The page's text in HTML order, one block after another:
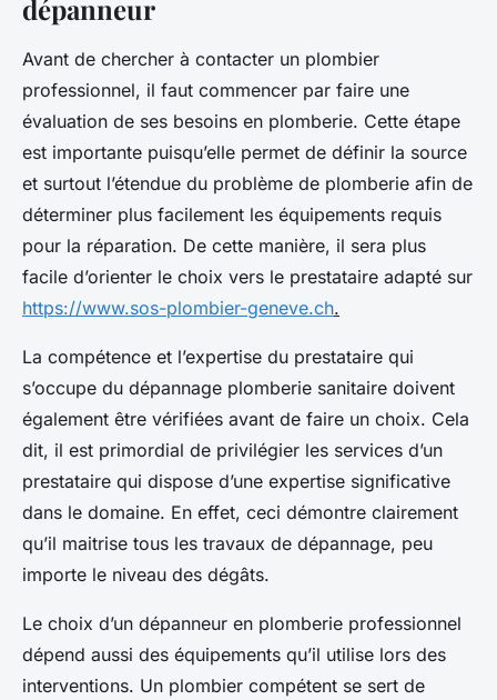
dépanneur
Avant de chercher à contacter un plombier
professionnel, il faut commencer par faire une
évaluation de ses besoins en plomberie. Cette étape
est importante puisqu’elle permet de définir la source
et surtout l’étendue du problème de plomberie afin de
déterminer plus facilement les équipements requis
pour la réparation. De cette manière, il sera plus
facile d’orienter le choix vers le prestataire adapté sur
https://www.sos-plombier-geneve.ch.
La compétence et l’expertise du prestataire qui
s’occupe du dépannage plomberie sanitaire doivent
également être vérifiées avant de faire un choix. Cela
dit, il est primordial de privilégier les services d’un
prestataire qui dispose d’une expertise significative
dans le domaine. En effet, ceci démontre clairement
qu’il maitrise tous les travaux de dépannage, peu
importe le niveau des dégâts.
Le choix d’un dépanneur en plomberie professionnel
dépend aussi des équipements qu’il utilise lors des
interventions. Un plombier compétent se sert de